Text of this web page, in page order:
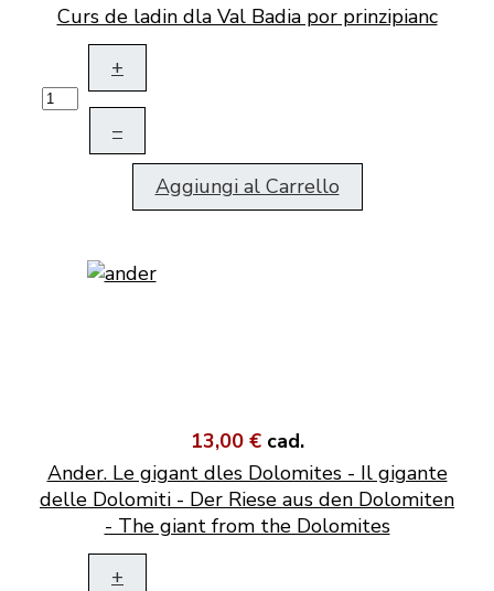
Curs de ladin dla Val Badia por prinzipianc
+
–
Aggiungi al Carrello
13,00 € cad.
Ander. Le gigant dles Dolomites - Il gigante
delle Dolomiti - Der Riese aus den Dolomiten
- The giant from the Dolomites
+